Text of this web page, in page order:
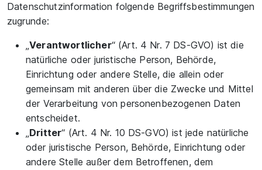
Datenschutzinformation folgende Begriffsbestimmungen
zugrunde:
„Verantwortlicher“ (Art. 4 Nr. 7 DS-GVO) ist die
natürliche oder juristische Person, Behörde,
Einrichtung oder andere Stelle, die allein oder
gemeinsam mit anderen über die Zwecke und Mittel
der Verarbeitung von personenbezogenen Daten
entscheidet.
„Dritter“ (Art. 4 Nr. 10 DS-GVO) ist jede natürliche
oder juristische Person, Behörde, Einrichtung oder
andere Stelle außer dem Betroffenen, dem